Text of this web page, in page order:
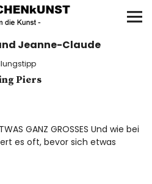
SACHEN
Jeanne-Claude
Piers
GANZ GROSSES Und wie bei
es oft, bevor sich etwas